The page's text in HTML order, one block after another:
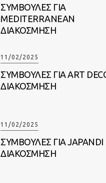
ΣΥΜΒΟΥΛΕΣ ΓΙΑ
MEDITERRANEAN
ΔΙΑΚΟΣΜΗΣΗ
11/02/2025
ΣΥΜΒΟΥΛΕΣ ΓΙΑ ART
ΔΙΑΚΟΣΜΗΣΗ
11/02/2025
ΣΥΜΒΟΥΛΕΣ ΓΙΑ JAPANDI
ΔΙΑΚΟΣΜΗΣΗ